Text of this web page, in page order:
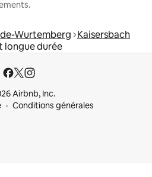
Wurtemberg Kaisersbach
longue durée
Airbnb, Inc.
Conditions générales